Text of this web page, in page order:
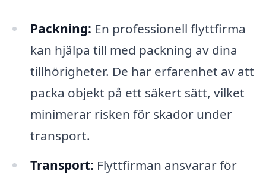
Packning: En professionell flyttfirma
kan hjälpa till med packning av dina
tillhörigheter. De har erfarenhet av att
packa objekt på ett säkert sätt, vilket
minimerar risken för skador under
transport.
Transport: Flyttfirman ansvarar för